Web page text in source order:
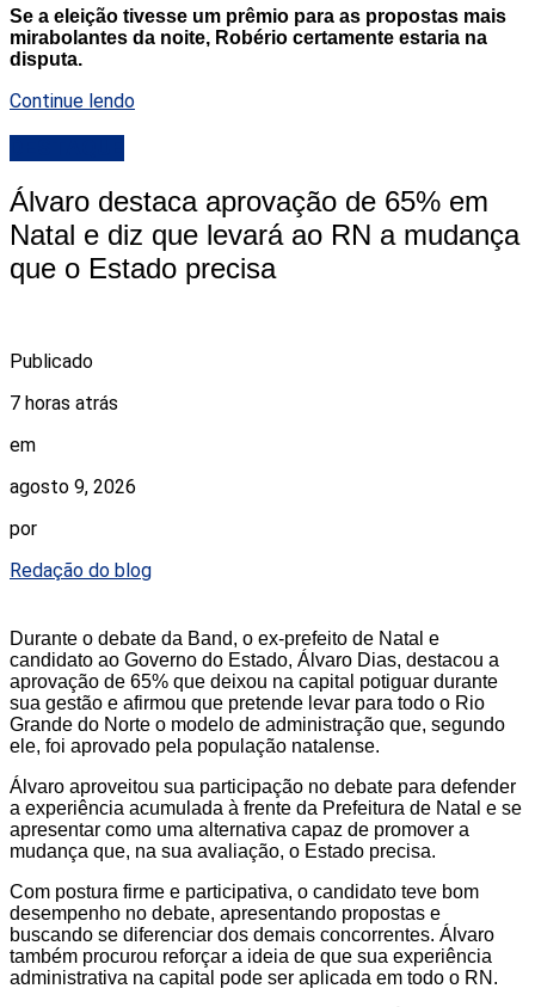
Se a eleição tivesse um prêmio para as propostas mais
mirabolantes da noite, Robério certamente estaria na
disputa.
Continue lendo
Álvaro destaca aprovação de 65% em
Natal e diz que levará ao RN a mudança
que o Estado precisa
Publicado
7 horas atrás
em
agosto 9, 2026
por
Redação do blog
Durante o debate da Band, o ex-prefeito de Natal e
candidato ao Governo do Estado, Álvaro Dias, destacou a
aprovação de 65% que deixou na capital potiguar durante
sua gestão e afirmou que pretende levar para todo o Rio
Grande do Norte o modelo de administração que, segundo
ele, foi aprovado pela população natalense.
Álvaro aproveitou sua participação no debate para defender
a experiência acumulada à frente da Prefeitura de Natal e se
apresentar como uma alternativa capaz de promover a
mudança que, na sua avaliação, o Estado precisa.
Com postura firme e participativa, o candidato teve bom
desempenho no debate, apresentando propostas e
buscando se diferenciar dos demais concorrentes. Álvaro
também procurou reforçar a ideia de que sua experiência
administrativa na capital pode ser aplicada em todo o RN.